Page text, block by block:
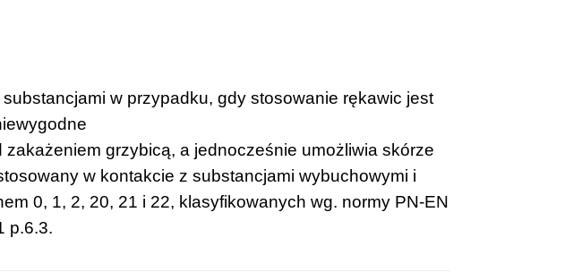
w przypadku, gdy stosowanie rękawic jest
grzybicą, a jednocześnie umożliwia skórze
w kontakcie z substancjami wybuchowymi i
0, 1, 2, 20, 21 i 22, klasyfikowanych wg. normy PN-EN
p.6.3.